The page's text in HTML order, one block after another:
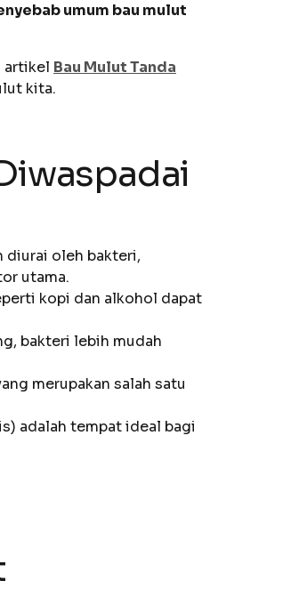
umum bau mulut
artikel Bau Mulut Tanda
kita.
diurai oleh bakteri,
utama.
kopi dan alkohol dapat
bakteri lebih mudah
merupakan salah satu
adalah tempat ideal bagi